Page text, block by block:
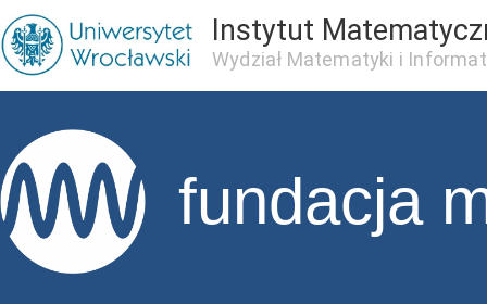
Instytut
Wydział Matematyki i
fundacja